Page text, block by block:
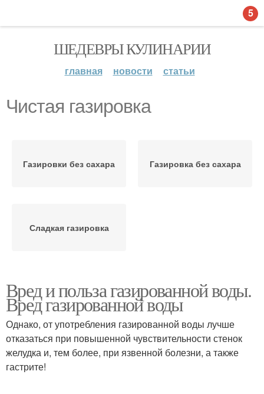
ШЕДЕВРЫ КУЛИНАРИИ
главная новости статьи
Чистая газировка
Газировки без сахара Газировка без сахара
Сладкая газировка
Вред и польза газированной воды.
Вред газированной воды
Однако, от употребления газированной воды лучше
отказаться при повышенной чувствительности стенок
желудка и, тем более, при язвенной болезни, а также
гастрите!
5